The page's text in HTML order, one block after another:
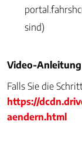
sind)
Video-Anleitung
Falls Sie die
https://
aendern.html